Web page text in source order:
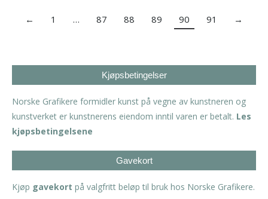
← 1 … 87 88 89 90 91 →
Kjøpsbetingelser
Norske Grafikere formidler kunst på vegne av kunstneren og
kunstverket er kunstnerens eiendom inntil varen er betalt. Les
kjøpsbetingelsene
Gavekort
Kjøp gavekort på valgfritt beløp til bruk hos Norske Grafikere.